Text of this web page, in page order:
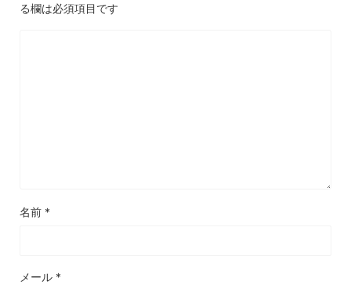
る欄は必須項目です
名前 *
メール *